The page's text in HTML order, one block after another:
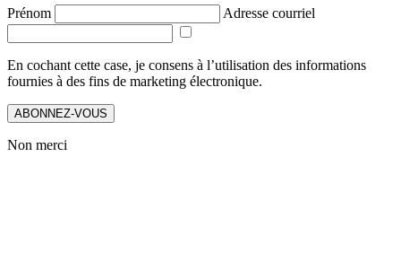
Prénom Adresse courriel
En cochant cette case, je consens à l’utilisation des informations
fournies à des fins de marketing électronique.
ABONNEZ-VOUS
Non merci